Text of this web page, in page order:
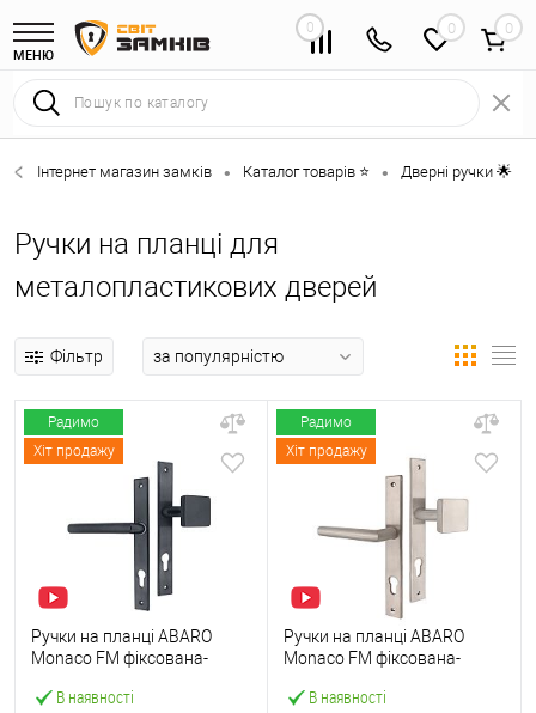
МЕНЮ
0 0
Інтернет магазин замків • Каталог товарів ⭐ • Дверні ручки 🌟
Ручки на планці для
металопластикових дверей
Фільтр
Радимо
Хіт продажу
В наявності
Ручки на планці ABARO
Monaco FM фіксована-
Радимо
Хіт продажу
В наявності
Ручки на планці ABARO
Monaco FM фіксована-